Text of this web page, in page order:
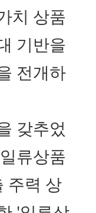
치 상품
기반을
전개하
갖추었
류상품
주력 상